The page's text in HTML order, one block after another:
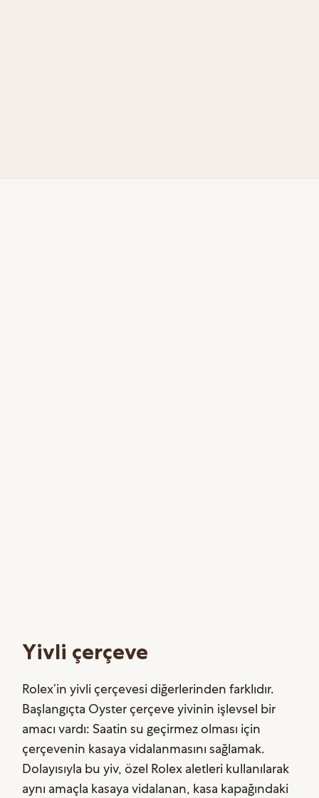
Yivli çerçeve
Rolex’in yivli çerçevesi diğerlerinden farklıdır.
Başlangıçta Oyster çerçeve yivinin işlevsel bir
amacı vardı: Saatin su geçirmez olması için
çerçevenin kasaya vidalanmasını sağlamak.
Dolayısıyla bu yiv, özel Rolex aletleri kullanılarak
aynı amaçla kasaya vidalanan, kasa kapağındaki